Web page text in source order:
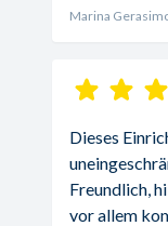
Marina
Dieses
Freundlich,
vor allem